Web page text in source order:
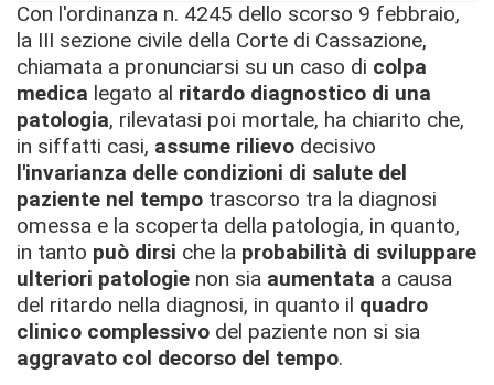
Con l'ordinanza n. 4245 dello scorso 9 febbraio,
la III sezione civile della Corte di Cassazione,
chiamata a pronunciarsi su un caso di colpa
medica legato al ritardo diagnostico di una
patologia, rilevatasi poi mortale, ha chiarito che,
in siffatti casi, assume rilievo decisivo
l'invarianza delle condizioni di salute del
paziente nel tempo trascorso tra la diagnosi
omessa e la scoperta della patologia, in quanto,
in tanto può dirsi che la probabilità di sviluppare
ulteriori patologie non sia aumentata a causa
del ritardo nella diagnosi, in quanto il quadro
clinico complessivo del paziente non si sia
aggravato col decorso del tempo.